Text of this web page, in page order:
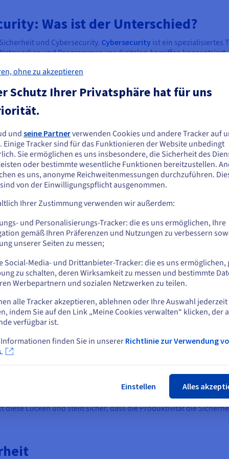
Was ist der Unterschied?
und Cybersecurity. Cybersecurity ist ein spezialisiertes
und Programmen vor digitalen Angriffen
sich jedoch auch auf andere Bereiche wie die physische
IT-Sicherheit die Sicherung von Rechenzentren gegen
wie Intrusion Detection Systeme konzentriert.
Schild gegen Online-Krieger, während IT-Sicherheit die
Cyber-Bedrohungen – denken Sie an KI-gesteuerte
schwachen Glieder in der Kette gibt.
Ein Cybersecurity-Analyst könnte sich auf Bedrohungssuche
überwacht, einschließlich der Bewertung von
hängt von der Bedrohungslandschaft einer
Unternehmen entscheidend?
machen, ist IT-Sicherheit nicht nur ein Nice-to-have
Welt, in der Fernarbeit, Cloud-Dienste und globale
Verlusten, Rufschädigung und rechtlichen Strafen führen.
kosten Unternehmen jährlich Milliarden, durch direkten
könnte ein Verstoß fatal sein und das
Rückgang des Aktienwerts gegenüber. IT-Sicherheit
geistiges Eigentum und Kundendaten und fördert
werden, beruhigt starke Sicherheit die Nutzer, dass
der CCPA in Kalifornien, verlangen robuste
Unternehmen können neue Technologien wie KI und
am Horizont, werden frühe Anwender
ist die IT-Sicherheit das Rückgrat, das es Unternehmen
Pandemie. Ohne sichere VPNs und Endpunktschutz
Lücken und stellt sicher, dass die Produktivität die
scheinen sich in Vereinigte Staaten zu
Sie aus Vereinigte Staaten bestellen möchten, müssen Sie sich auf der
Website umsehen und dort einen Account erstellen.
zur [Website] Webseite
us.ovhcloud.com/
Englisch USD - $
der aktuellen Website bleiben
andere Website wählen
ohne zu akzeptieren
Schutz Ihrer Privatsphäre hat für uns
und seine Partnerverwenden Cookies und andere Tracker auf
Einige Tracker sind für das Funktionieren der Website unbedingt
Sie ermöglichen es uns insbesondere, die Sicherheit des
oder bestimmte wesentliche Funktionen bereitzustellen.
es uns, anonyme Reichweitenmessungen durchzuführen.
von der Einwilligungspflicht ausgenommen.
Ihrer Zustimmung verwenden wir außerdem:
und Personalisierungs-Tracker: die es uns ermöglichen, Ihre
gemäß Ihren Präferenzen und Nutzungen zu verbessern
unserer Seiten zu messen;
Social-Media- und Drittanbieter-Tracker: die es uns ermöglichen,
zu schalten, deren Wirksamkeit zu messen und bestimmte
Werbepartnern und sozialen Netzwerken zu teilen.
alle Tracker akzeptieren, ablehnen oder Ihre Auswahl jederzeit
indem Sie auf den Link „Meine Cookies verwalten“ klicken, der
verfügbar ist.
finden Sie in unsererRichtlinie zur Verwendung
Einstellen Alles